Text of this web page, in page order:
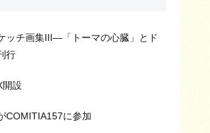
ッチ画集III―「トーマの心臓」とド
行
開設
COMITIA157に参加